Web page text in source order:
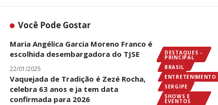
Você Pode Gostar
DESTAQUES -
PRINCIPAL
SERGIPE
Maria Angélica Garcia Moreno Franco é
escolhida desembargadora do TJSE
22/01/2025
DESTAQUES -
PRINCIPAL
BRASIL
ENTRETENIMENTO
SERGIPE
SHOWS E
EVENTOS
Vaquejada de Tradição é Zezé Rocha,
celebra 63 anos e ja tem data
confirmada para 2026